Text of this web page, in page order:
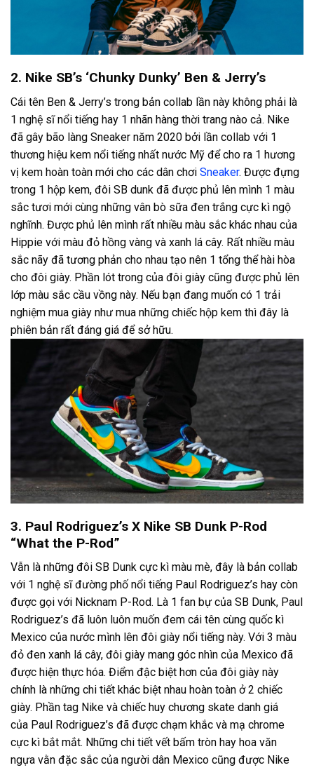
2. Nike SB’s ‘Chunky Dunky’ Ben & Jerry’s
Cái tên Ben & Jerry’s trong bản collab lần này không phải là
1 nghệ sĩ nổi tiếng hay 1 nhãn hàng thời trang nào cả. Nike
đã gây bão làng Sneaker năm 2020 bởi lần collab với 1
thương hiệu kem nổi tiếng nhất nước Mỹ để cho ra 1 hương
vị kem hoàn toàn mới cho các dân chơi Sneaker. Được đựng
trong 1 hộp kem, đôi SB dunk đã được phủ lên mình 1 màu
sắc tươi mới cùng những vân bò sữa đen trắng cực kì ngộ
nghĩnh. Được phủ lên mình rất nhiều màu sắc khác nhau của
Hippie với màu đỏ hồng vàng và xanh lá cây. Rất nhiều màu
sắc nãy đã tương phản cho nhau tạo nên 1 tổng thể hài hòa
cho đôi giày. Phần lót trong của đôi giày cũng được phủ lên
lớp màu sắc cầu vồng này. Nếu bạn đang muốn có 1 trải
nghiệm mua giày như mua những chiếc hộp kem thì đây là
phiên bản rất đáng giá để sở hữu.
3. Paul Rodriguez’s X Nike SB Dunk P-Rod
“What the P-Rod”
Vẫn là những đôi SB Dunk cực kì màu mè, đây là bản collab
với 1 nghệ sĩ đường phố nổi tiếng Paul Rodriguez’s hay còn
được gọi với Nicknam P-Rod. Là 1 fan bự của SB Dunk, Paul
Rodriguez’s đã luôn luôn muốn đem cái tên cùng quốc kì
Mexico của nước mình lên đôi giày nổi tiếng này. Với 3 màu
đỏ đen xanh lá cây, đôi giày mang góc nhìn của Mexico đã
được hiện thực hóa. Điểm đậc biệt hơn của đôi giày này
chính là những chi tiết khác biệt nhau hoàn toàn ở 2 chiếc
giày. Phần tag Nike và chiếc huy chương skate danh giá
của Paul Rodriguez’s đã được chạm khắc và mạ chrome
cực kì bắt mắt. Những chi tiết vết bấm tròn hay hoa văn
ngựa vằn đặc sắc của người dân Mexico cũng được Nike